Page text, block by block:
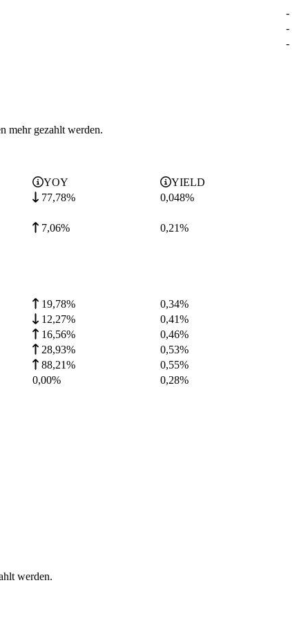
-
-
-
mehr gezahlt werden.
YOY
YIELD
77,78% 0,048%
7,06% 0,21%
19,78% 0,34%
12,27% 0,41%
16,56% 0,46%
28,93% 0,53%
88,21% 0,55%
0,00% 0,28%
werden.